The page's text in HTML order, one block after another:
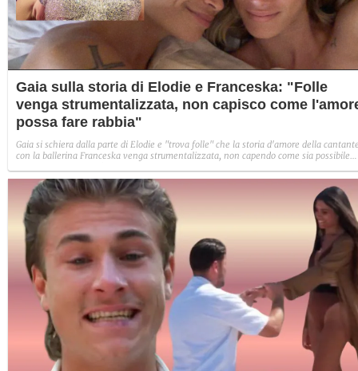
Gaia sulla storia di Elodie e Franceska: "Folle
venga strumentalizzata, non capisco come
possa fare rabbia"
Gaia si schiera dalla parte di Elodie e "trova folle" che la storia d'amore della
con la ballerina Franceska venga strumentalizzata, non capendo come sia possibile